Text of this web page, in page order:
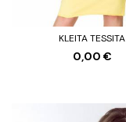
KLEITA TESSITA
0,00 €